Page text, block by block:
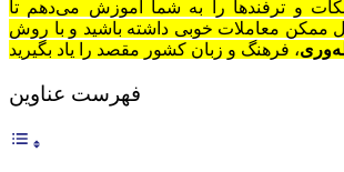
نکات و ترفندها را به شما آموزش می‌دهم تا
ممکن معاملات خوبی داشته باشید و با روش
فهرست عناوین